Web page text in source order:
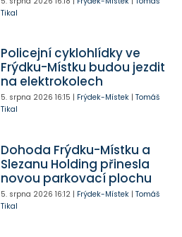
Tikal
Policejní cyklohlídky ve
Frýdku-Místku budou jezdit
na elektrokolech
5. srpna 2026 16:15 | Frýdek-Místek| Tomáš
Tikal
Dohoda Frýdku-Místku a
Slezanu Holding přinesla
novou parkovací plochu
5. srpna 2026 16:12| Frýdek-Místek| Tomáš
Tikal